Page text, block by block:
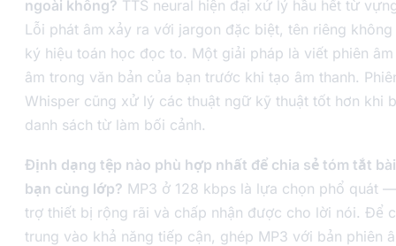
ngoài không? TTS neural hiện đại xử lý hầu hết từ
Lỗi phát âm xảy ra với jargon đặc biệt, tên riêng
ký hiệu toán học đọc to. Một giải pháp là viết phiên
âm trong văn bản của bạn trước khi tạo âm thanh.
Whisper cũng xử lý các thuật ngữ kỹ thuật tốt hơn khi
danh sách từ làm bối cảnh.
Định dạng tệp nào phù hợp nhất để chia sẻ tóm tắt
bạn cùng lớp? MP3 ở 128 kbps là lựa chọn phổ quát
trợ thiết bị rộng rãi và chấp nhận được cho lời nói. Để
trung vào khả năng tiếp cận, ghép MP3 với bản phiên